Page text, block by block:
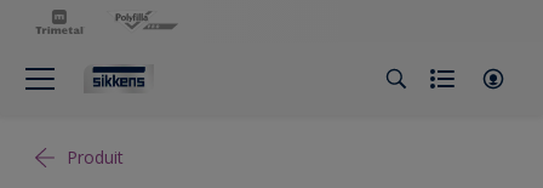
Produit